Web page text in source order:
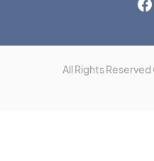
All Rights